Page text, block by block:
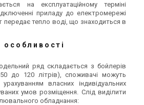
на експлуатаційному терміні
приладу до електромережі
передає тепло воді, що знаходиться в
особливості
ряд складається з бойлерів
до 120 літрів), споживачі можуть
власних індивідуальних
умов розміщення. Слід виділити
обладнання: